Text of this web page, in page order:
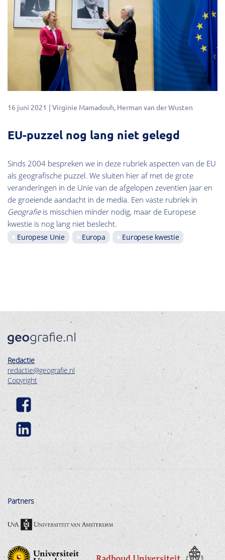
16 juni 2021 Virginie Mamadouh Herman van der Wusten
EU-puzzel nog lang niet gelegd
Sinds 2004 bespreken we in deze rubriek aspecten van de EU
als geografische puzzel. We sluiten hier af met de grote
veranderingen in de Unie van de afgelopen zeventien jaar en
de groeiende aandacht in de media. Een vaste rubriek in
Geografie is misschien minder nodig, maar de Europese
kwestie is nog lang niet beslecht.
Europese Unie Europa Europese kwestie
Redactie
redactie@geografie.nl
Copyright
Partners